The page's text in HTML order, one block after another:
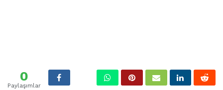
0
Paylaşımlar